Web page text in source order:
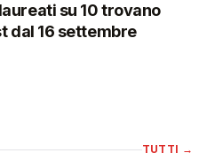
su 10 trovano
dal 16 settembre
TUTTI →